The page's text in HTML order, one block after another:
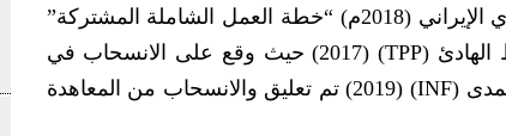
(2017-2020م) معتبراً أنها تضر بالاقتصاد الأمريكي. والاتفاق النووي الإيراني (2018م) “خطة العمل الشاملة المشتركة”
وأعاد فرض العقوبات على إيران. واتفاقية الشراكة عبر المحيط الهادئ (TPP) (2017) حيث وقع على الانسحاب في
أول أيام توليه المنصب. وكذلك معاهدة القوى النووية متوسطة المدى (INF) (2019) تم تعليق والانسحاب من المعاهدة